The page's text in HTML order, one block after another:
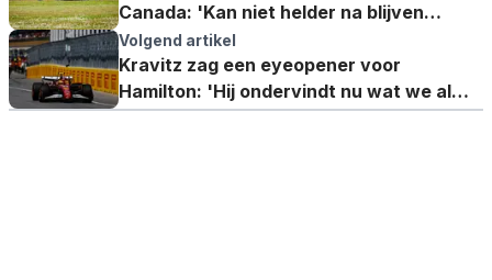
Canada: 'Kan niet helder na blijven
denken'
Volgend artikel
Kravitz zag een eyeopener voor
Hamilton: 'Hij ondervindt nu wat we al
jarenlang weten'